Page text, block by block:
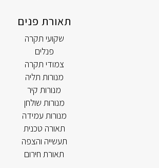
תאורת פנים
שקועי תקרה
פנלים
צמודי תקרה
מנורות תליה
מנורות קיר
מנורות שולחן
מנורות עמידה
תאורה טכנית
תעשייה והצפה
תאורת חירום